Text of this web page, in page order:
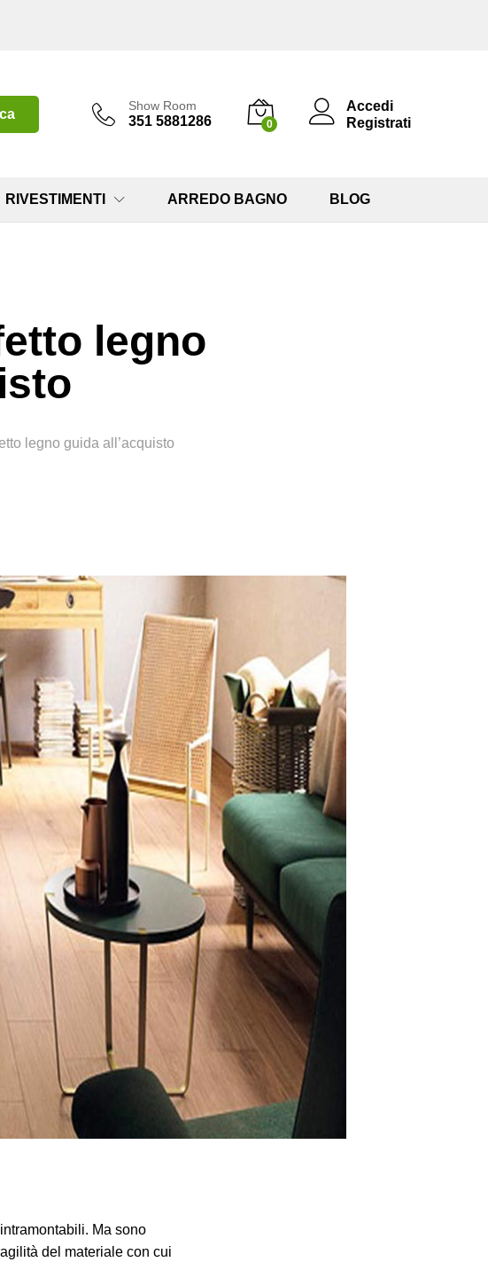
Show Room
351 5881286 0
Accedi
Registrati
RIVESTIMENTI ARREDO BAGNO BLOG
legno
legno guida all’acquisto
Ma sono
del materiale con cui